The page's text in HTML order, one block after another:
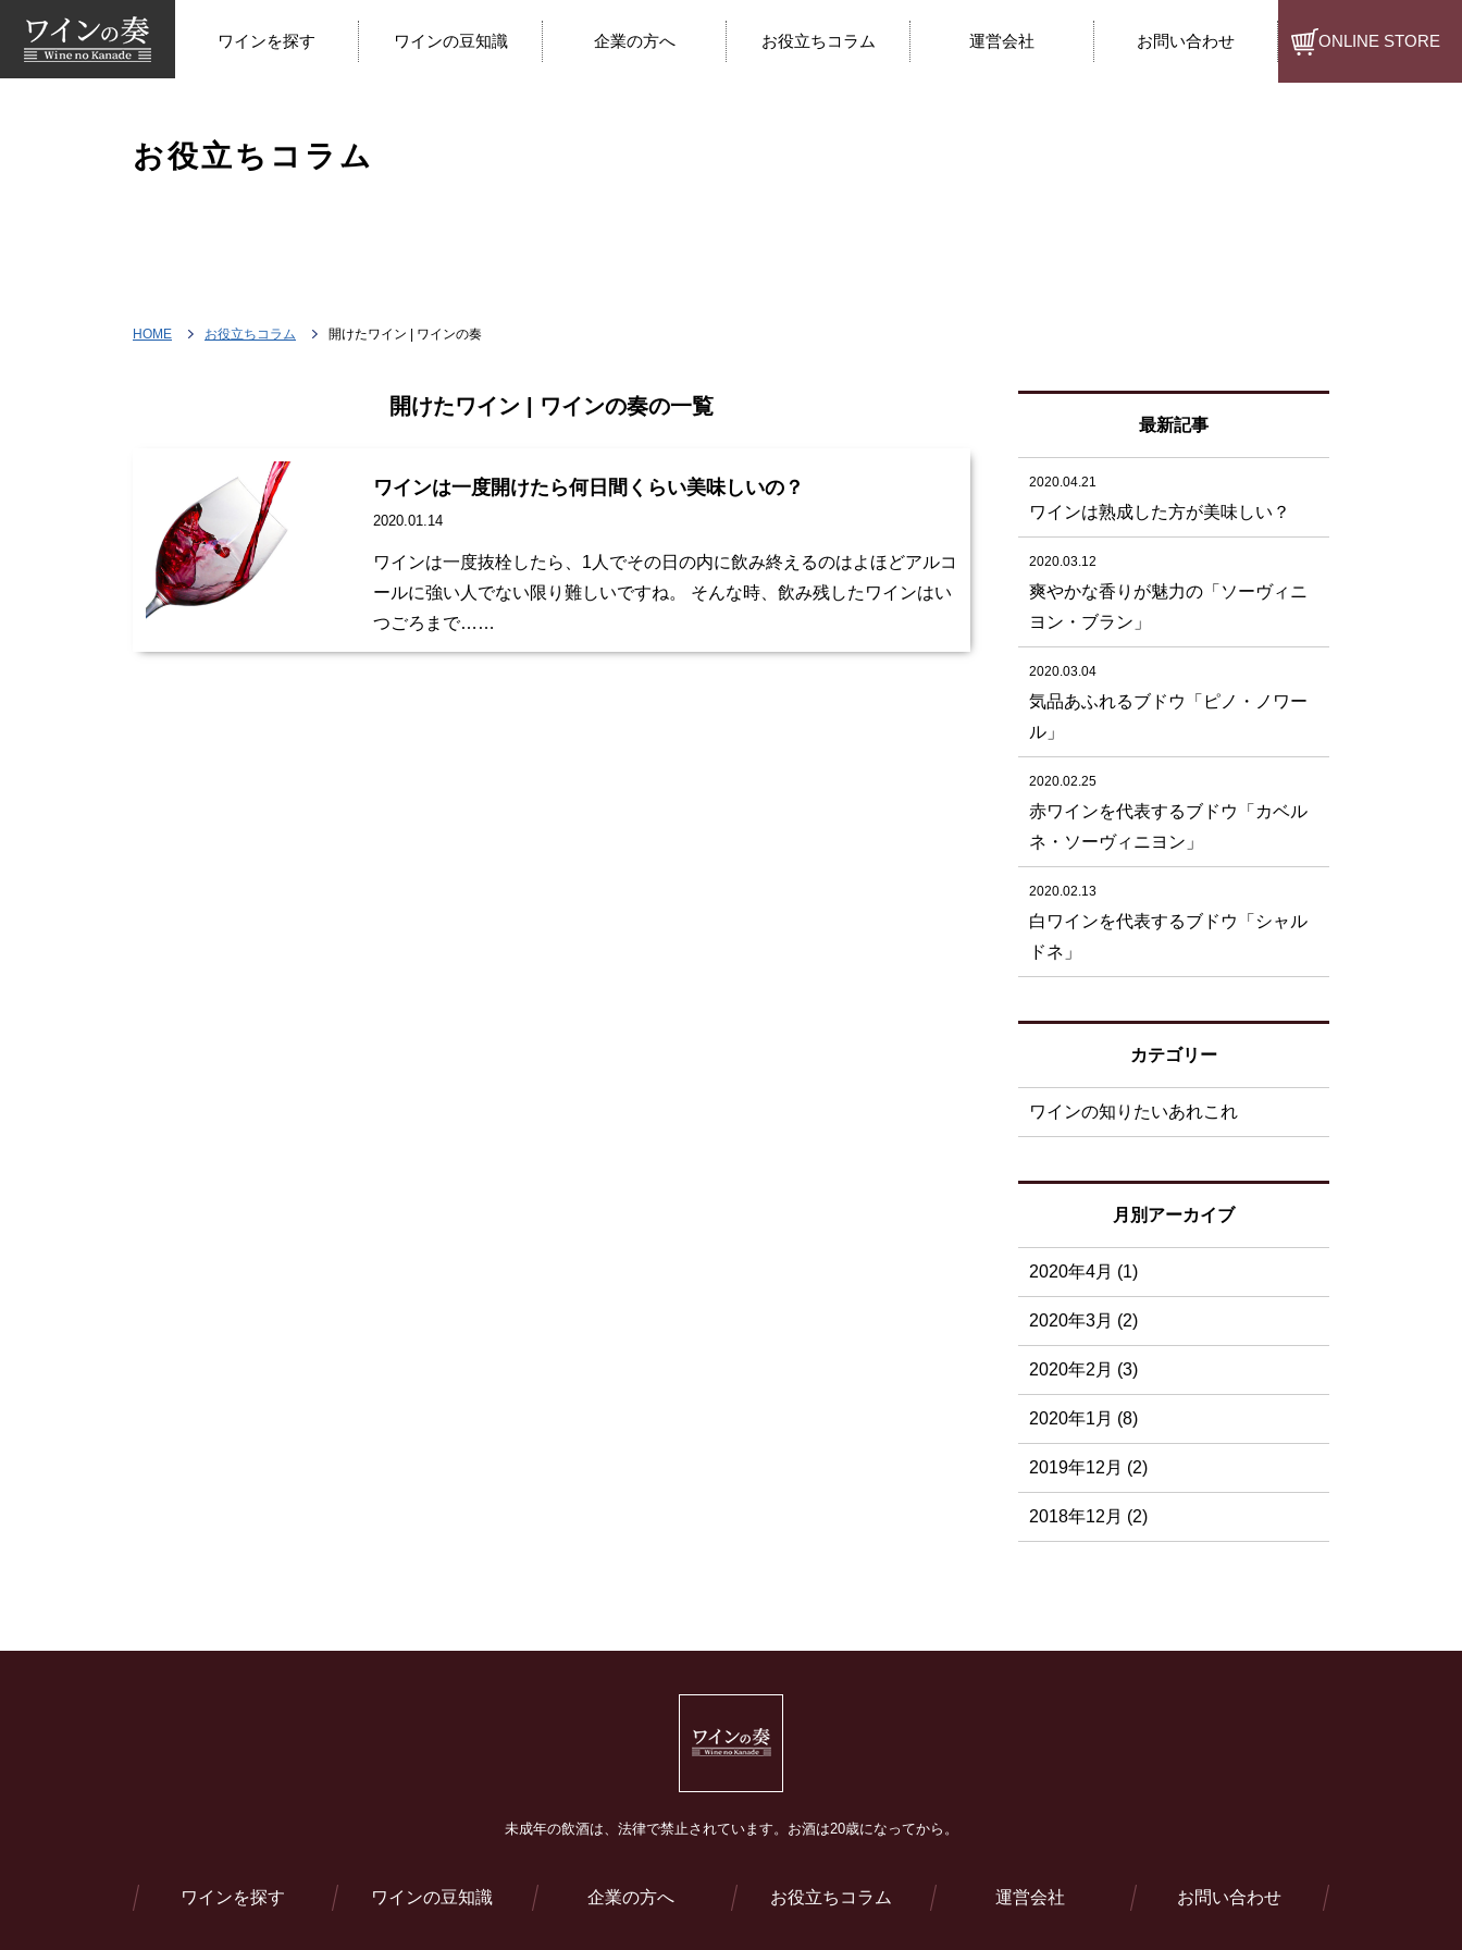
ワインを探す ワインの豆知識 企業の方へ お役立ちコラム 運営会社 お問い合わせ ONLINE STORE
お役立ちコラム
HOME お役立ちコラム 開けたワイン | ワインの奏
開けたワイン | ワインの奏の一覧
ワインは一度開けたら何日間くらい美味しいの？
2020.01.14
ワインは一度抜栓したら、1人でその日の内に飲み終えるのはよほどアルコ
ールに強い人でない限り難しいですね。 そんな時、飲み残したワインはい
つごろまで……
最新記事
2020.04.21
ワインは熟成した方が美味しい？
2020.03.12
爽やかな香りが魅力の「ソーヴィニ
ヨン・ブラン」
2020.03.04
気品あふれるブドウ「ピノ・ノワー
ル」
2020.02.25
赤ワインを代表するブドウ「カベル
ネ・ソーヴィニヨン」
2020.02.13
白ワインを代表するブドウ「シャル
ドネ」
カテゴリー
ワインの知りたいあれこれ
月別アーカイブ
2020年4月 (1)
2020年3月 (2)
2020年2月 (3)
2020年1月 (8)
2019年12月 (2)
2018年12月 (2)
未成年の飲酒は、法律で禁止されています。 お酒は20歳になってから。
ワインを探す ワインの豆知識 企業の方へ お役立ちコラム 運営会社 お問い合わせ